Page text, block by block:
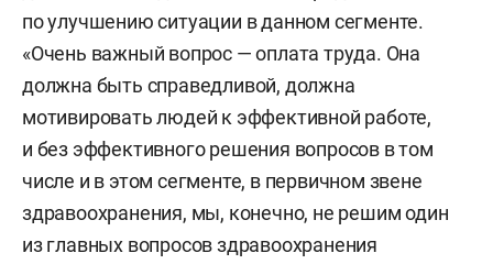
по улучшению ситуации в данном сегменте.
«Очень важный вопрос — оплата труда. Она
должна быть справедливой, должна
мотивировать людей к эффективной работе,
и без эффективного решения вопросов в том
числе и в этом сегменте, в первичном звене
здравоохранения, мы, конечно, не решим один
из главных вопросов здравоохранения